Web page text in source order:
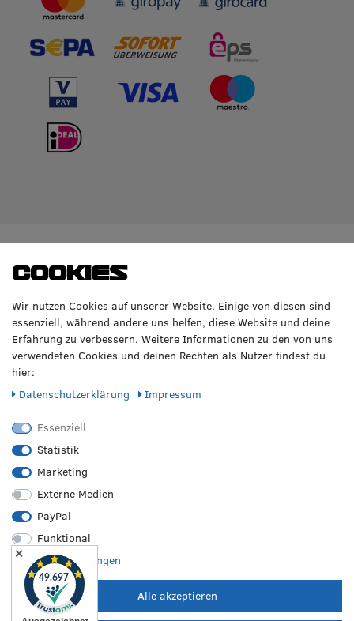
GERNE!
Heinrich-Hasemeier-Straße 36
49076 Osnabrück
Telefon: 0541 / 800 085 06
WhatsApp: 0541 / 800 085 06
Fax: 0541 / 40 99 084
BMW
Mercedes Benz
AMG
Audi
Sonstige Marken
REIFEN &
Sommerreifen
Winterreifen
Allwetterreifen
Originale Räder
Bestpreisgarantie
Leistungen vor Ort
Versand
Zahlungsarten
Cookies
Wir nutzen Cookies auf unserer Website. Einige von diesen sind
essenziell, während andere uns helfen, diese Website und deine
Erfahrung zu verbessern. Weitere Informationen zu den von uns
verwendeten Cookies und deinen Rechten als Nutzer findest du
hier:
Daten­schutz­erklärung
Impressum
Essenziell
Statistik
Marketing
Externe Medien
PayPal
Funktional
Weitere Einstellungen
Alle akzeptieren
✕